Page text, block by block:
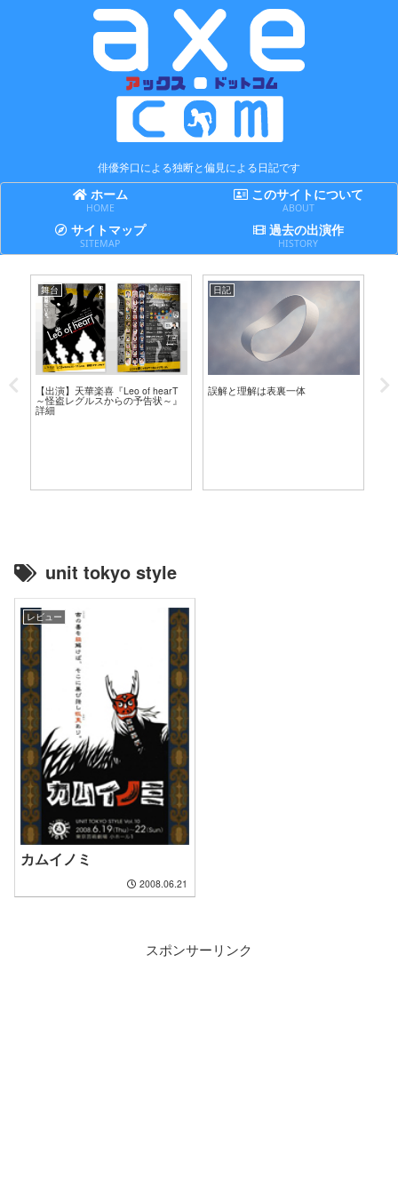
俳優斧口による独断と偏見による日記です
ホーム
HOME
このサイトについて
ABOUT
サイトマップ
SITEMAP
過去の出演作
HISTORY
舞台
【出演】天華楽喜『Leo of hearT
～怪盗レグルスからの予告状～』
詳細
日記
誤解と理解は表裏一体
unit tokyo style
レビュー
カムイノミ
2008.06.21
スポンサーリンク